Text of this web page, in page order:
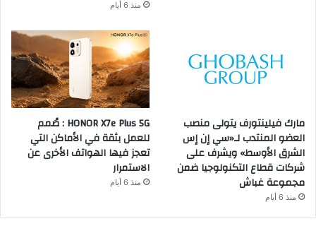
منذ 6 أيام
مارك فيلينتورف يتولى منصب
العضو المنتدب لـ«سي إن إس
الشرق الأوسط» ويشرف على
شركات قطاع التكنولوجيا ضمن
مجموعة غباش
منذ 6 أيام
HONOR X7e Plus 5G : صُمم
للعمل بثقة في الأماكن التي
تعجز فيها الهواتف الأخرى عن
الاستمرار
منذ 6 أيام